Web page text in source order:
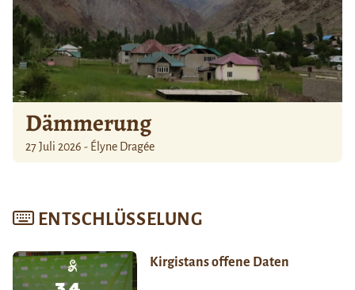
Dämmerung
27 Juli 2026 - Élyne Dragée
ENTSCHLÜSSELUNG
Kirgistans offene Daten